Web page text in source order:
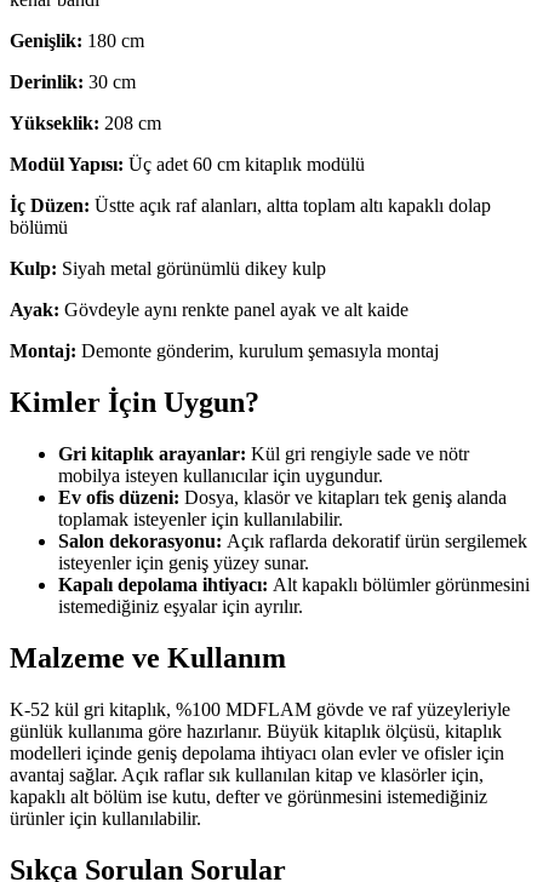
Genişlik: 180 cm
Derinlik: 30 cm
Yükseklik: 208 cm
Modül Yapısı: Üç adet 60 cm kitaplık modülü
İç Düzen: Üstte açık raf alanları, altta toplam altı kapaklı dolap
bölümü
Kulp: Siyah metal görünümlü dikey kulp
Ayak: Gövdeyle aynı renkte panel ayak ve alt kaide
Montaj: Demonte gönderim, kurulum şemasıyla montaj
Kimler İçin Uygun?
Gri kitaplık arayanlar: Kül gri rengiyle sade ve nötr
mobilya isteyen kullanıcılar için uygundur.
Ev ofis düzeni: Dosya, klasör ve kitapları tek geniş alanda
toplamak isteyenler için kullanılabilir.
Salon dekorasyonu: Açık raflarda dekoratif ürün sergilemek
isteyenler için geniş yüzey sunar.
Kapalı depolama ihtiyacı: Alt kapaklı bölümler görünmesini
istemediğiniz eşyalar için ayrılır.
Malzeme ve Kullanım
K-52 kül gri kitaplık, %100 MDFLAM gövde ve raf yüzeyleriyle
günlük kullanıma göre hazırlanır. Büyük kitaplık ölçüsü, kitaplık
modelleri içinde geniş depolama ihtiyacı olan evler ve ofisler için
avantaj sağlar. Açık raflar sık kullanılan kitap ve klasörler için,
kapaklı alt bölüm ise kutu, defter ve görünmesini istemediğiniz
ürünler için kullanılabilir.
Sıkça Sorulan Sorular